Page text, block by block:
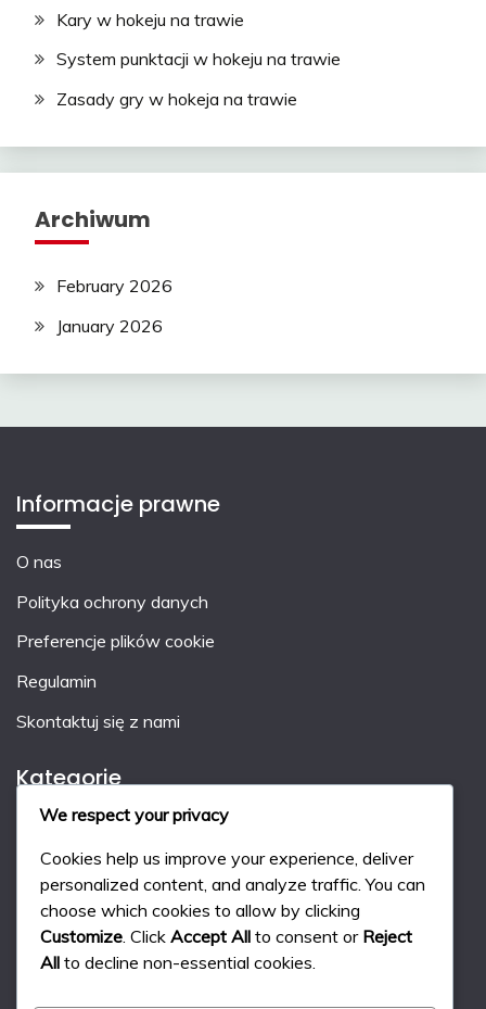
Kary w hokeju na trawie
System punktacji w hokeju na trawie
Zasady gry w hokeja na trawie
Archiwum
February 2026
January 2026
Informacje prawne
O nas
Polityka ochrony danych
Preferencje plików cookie
Regulamin
Skontaktuj się z nami
Kategorie
System punktacji w hokeju na trawie
Zasady gry w hokeja na trawie
We respect your privacy
Cookies help us improve your experience, deliver
personalized content, and analyze traffic. You can
choose which cookies to allow by clicking
Customize . Click Accept All to consent or Reject
All to decline non-essential cookies.